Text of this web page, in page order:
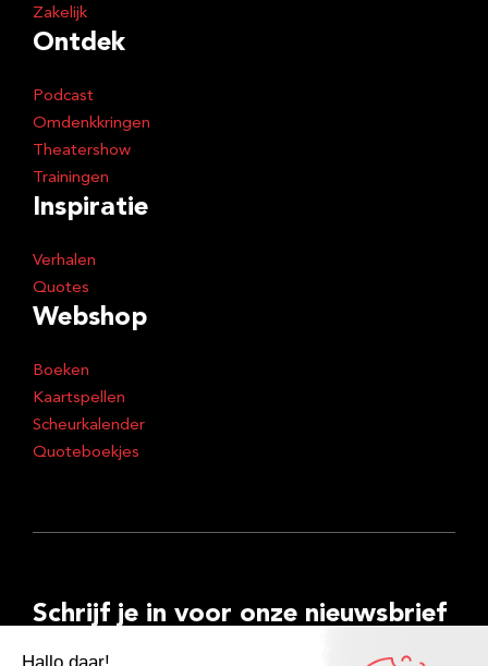
Zakelijk
Ontdek
Podcast
Omdenkkringen
Theatershow
Trainingen
Inspiratie
Verhalen
Quotes
Webshop
Boeken
Kaartspellen
Scheurkalender
Quoteboekjes
Schrijf je in voor onze nieuwsbrief